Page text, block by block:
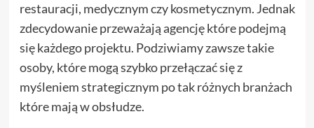
restauracji, medycznym czy kosmetycznym. Jednak
zdecydowanie przeważają agencję które podejmą
się każdego projektu. Podziwiamy zawsze takie
osoby, które mogą szybko przełączać się z
myśleniem strategicznym po tak różnych branżach
które mają w obsłudze.